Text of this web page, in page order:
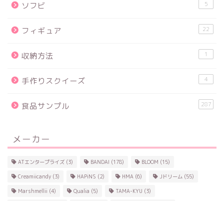
ソフビ 5
フィギュア 22
収納方法 1
手作りスクイーズ 4
食品サンプル 287
メーカー
ATエンタープライズ (3) BANDAI (178) BLOOM (15)
Creamiicandy (3) HAPiNS (2) HMA (6) Jドリーム (55)
Marshmellii (4) Qualia (5) TAMA-KYU (3)